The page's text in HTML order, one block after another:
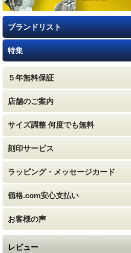
ブランドリスト
特集
５年無料保証
店舗のご案内
サイズ調整 何度でも無料
刻印サービス
ラッピング・メッセージカード
価格.com安心支払い
お客様の声
レビュー